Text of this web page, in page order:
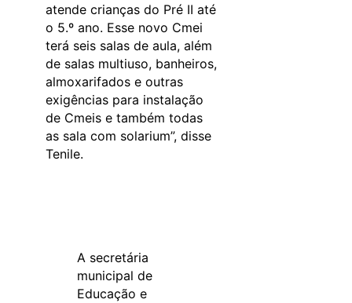
atende crianças do Pré II até
o 5.º ano. Esse novo Cmei
terá seis salas de aula, além
de salas multiuso, banheiros,
almoxarifados e outras
exigências para instalação
de Cmeis e também todas
as sala com solarium”, disse
Tenile.
A secretária
municipal de
Educação e